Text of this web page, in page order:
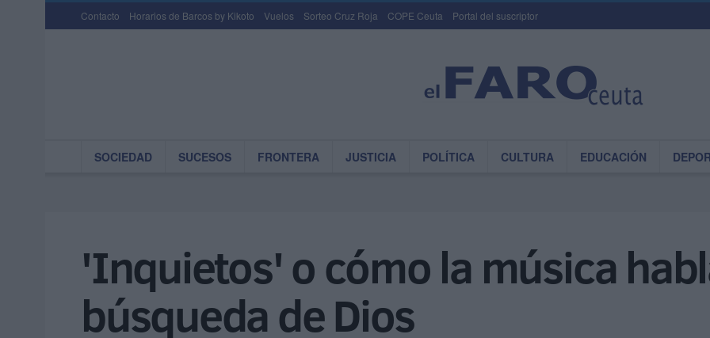
Contacto Horarios de Barcos by Kikoto Vuelos Sorteo Cruz Roja COPE Ceuta Portal del suscriptor
SOCIEDAD SUCESOS FRONTERA JUSTICIA POLÍTICA CULTURA EDUCACIÓN
'Inquietos' o cómo la música
búsqueda de Dios